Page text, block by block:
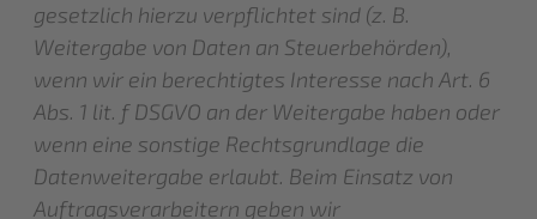
gesetzlich hierzu verpflichtet sind (z. B.
Weitergabe von Daten an Steuerbehörden),
wenn wir ein berechtigtes Interesse nach Art. 6
Abs. 1 lit. f DSGVO an der Weitergabe haben oder
wenn eine sonstige Rechtsgrundlage die
Datenweitergabe erlaubt. Beim Einsatz von
Auftragsverarbeitern geben wir